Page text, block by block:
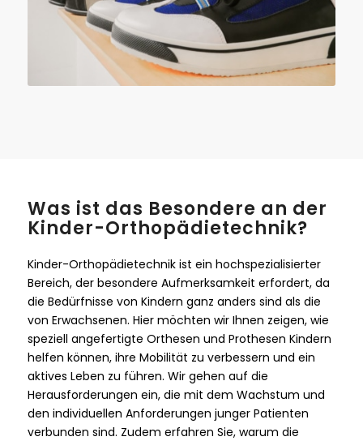
Was ist das Besondere an der
Kinder-Orthopädietechnik?
Kinder-Orthopädietechnik ist ein hochspezialisierter
Bereich, der besondere Aufmerksamkeit erfordert, da
die Bedürfnisse von Kindern ganz anders sind als die
von Erwachsenen. Hier möchten wir Ihnen zeigen, wie
speziell angefertigte Orthesen und Prothesen Kindern
helfen können, ihre Mobilität zu verbessern und ein
aktives Leben zu führen. Wir gehen auf die
Herausforderungen ein, die mit dem Wachstum und
den individuellen Anforderungen junger Patienten
verbunden sind. Zudem erfahren Sie, warum die